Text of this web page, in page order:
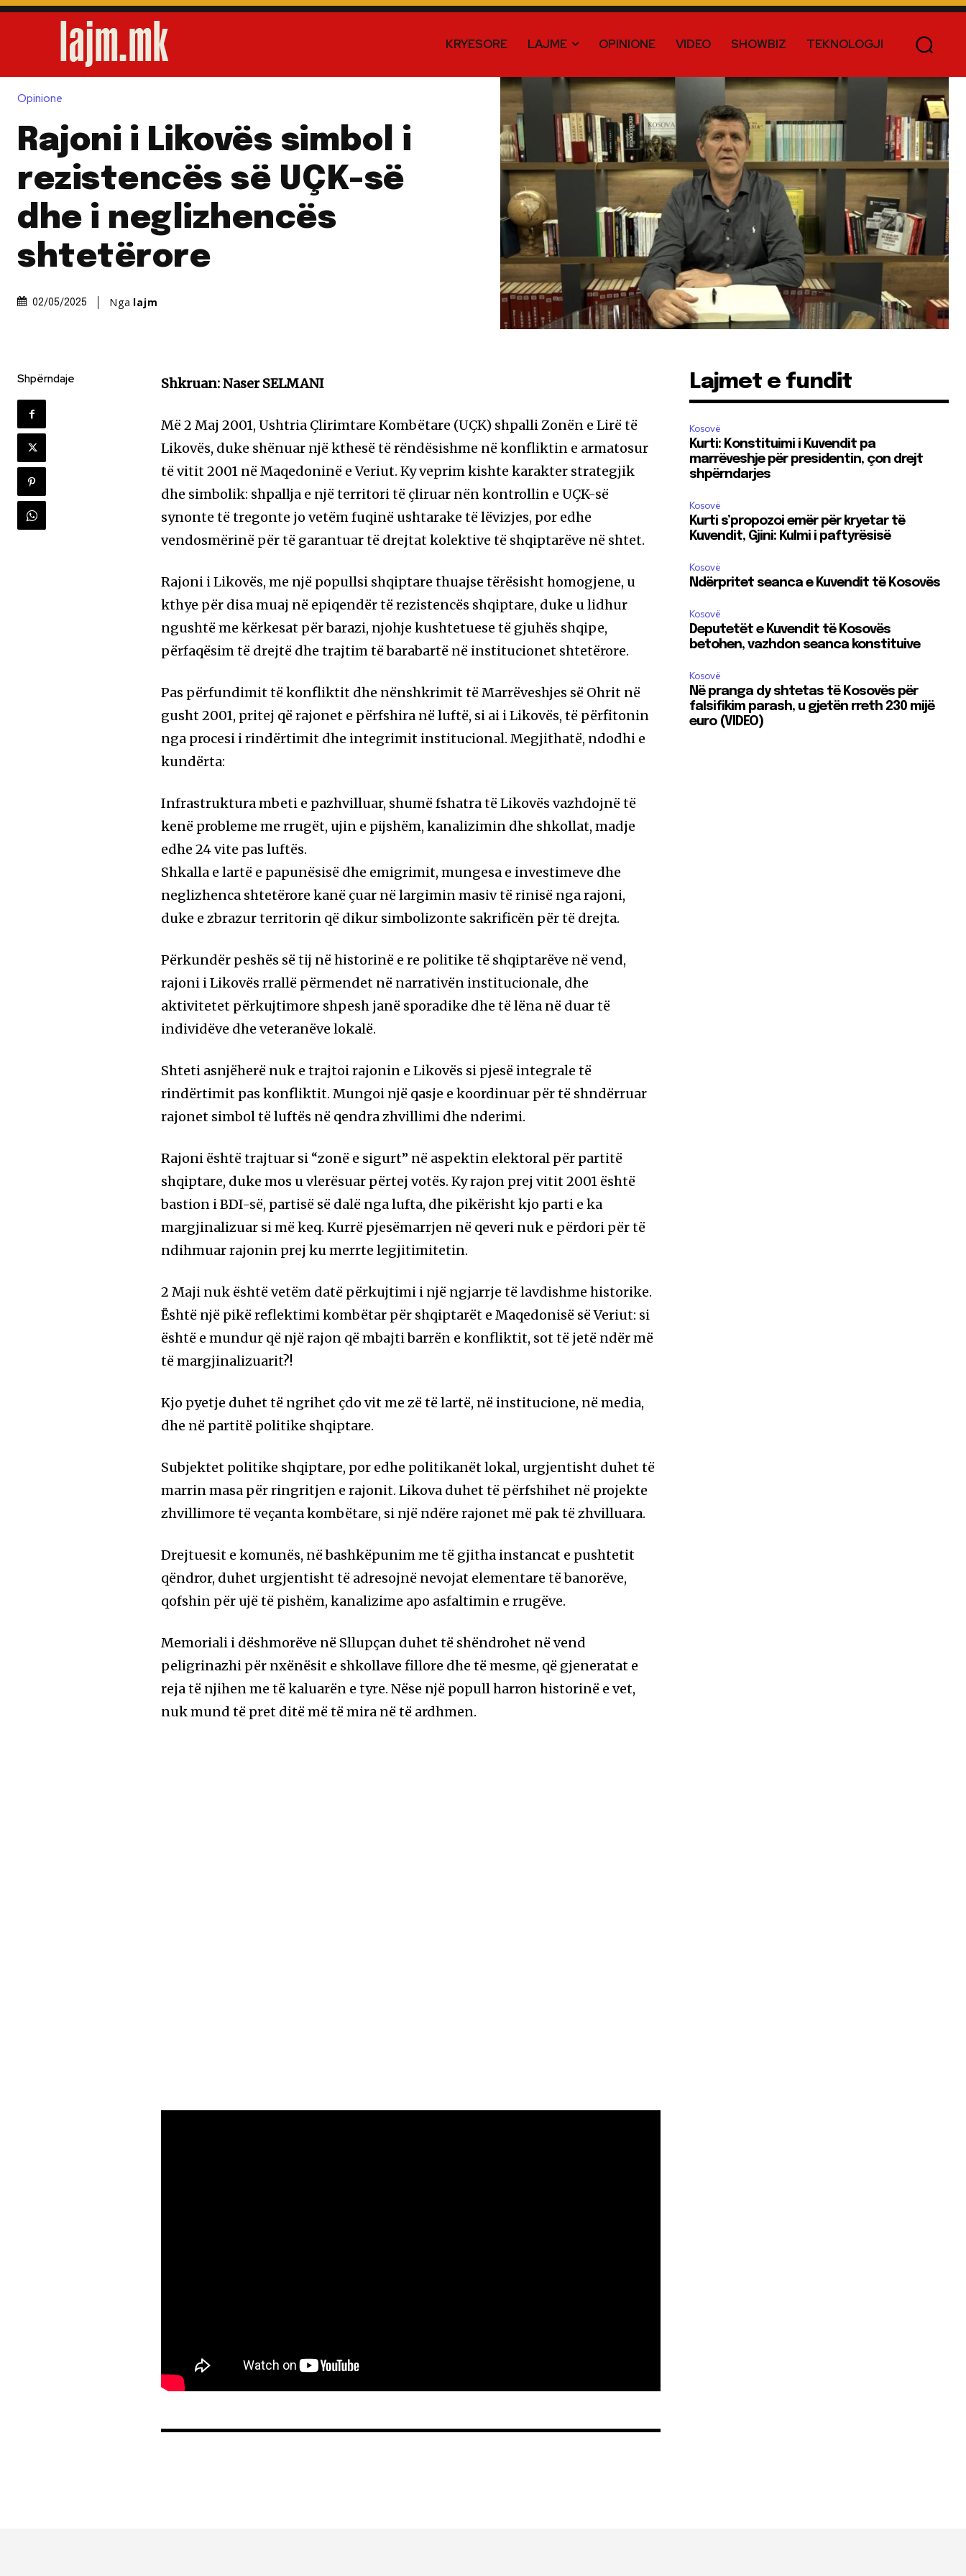
KRYESORE LAJME OPINIONE VIDEO SHOWBIZ TEKNOLOGJI
Opinione
Rajoni i Likovës simbol i
rezistencës së UÇK-së
dhe i neglizhencës
shtetërore
02/05/2025 Nga lajm
Shpërndaje Shkruan: Naser SELMANI
Më 2 Maj 2001, Ushtria Çlirimtare Kombëtare (UÇK) shpalli Zonën e Lirë të
Likovës, duke shënuar një kthesë të rëndësishme në konfliktin e armatosur
të vitit 2001 në Maqedoninë e Veriut. Ky veprim kishte karakter strategjik
dhe simbolik: shpallja e një territori të çliruar nën kontrollin e UÇK-së
synonte të tregonte jo vetëm fuqinë ushtarake të lëvizjes, por edhe
vendosmërinë për të garantuar të drejtat kolektive të shqiptarëve në shtet.
Rajoni i Likovës, me një popullsi shqiptare thuajse tërësisht homogjene, u
kthye për disa muaj në epiqendër të rezistencës shqiptare, duke u lidhur
ngushtë me kërkesat për barazi, njohje kushtetuese të gjuhës shqipe,
përfaqësim të drejtë dhe trajtim të barabartë në institucionet shtetërore.
Pas përfundimit të konfliktit dhe nënshkrimit të Marrëveshjes së Ohrit në
gusht 2001, pritej që rajonet e përfshira në luftë, si ai i Likovës, të përfitonin
nga procesi i rindërtimit dhe integrimit institucional. Megjithatë, ndodhi e
kundërta:
Infrastruktura mbeti e pazhvilluar, shumë fshatra të Likovës vazhdojnë të
kenë probleme me rrugët, ujin e pijshëm, kanalizimin dhe shkollat, madje
edhe 24 vite pas luftës.
Shkalla e lartë e papunësisë dhe emigrimit, mungesa e investimeve dhe
neglizhenca shtetërore kanë çuar në largimin masiv të rinisë nga rajoni,
duke e zbrazur territorin që dikur simbolizonte sakrificën për të drejta.
Përkundër peshës së tij në historinë e re politike të shqiptarëve në vend,
rajoni i Likovës rrallë përmendet në narrativën institucionale, dhe
aktivitetet përkujtimore shpesh janë sporadike dhe të lëna në duar të
individëve dhe veteranëve lokalë.
Shteti asnjëherë nuk e trajtoi rajonin e Likovës si pjesë integrale të
rindërtimit pas konfliktit. Mungoi një qasje e koordinuar për të shndërruar
rajonet simbol të luftës në qendra zhvillimi dhe nderimi.
Rajoni është trajtuar si “zonë e sigurt” në aspektin elektoral për partitë
shqiptare, duke mos u vlerësuar përtej votës. Ky rajon prej vitit 2001 është
bastion i BDI-së, partisë së dalë nga lufta, dhe pikërisht kjo parti e ka
margjinalizuar si më keq. Kurrë pjesëmarrjen në qeveri nuk e përdori për të
ndihmuar rajonin prej ku merrte legjitimitetin.
2 Maji nuk është vetëm datë përkujtimi i një ngjarrje të lavdishme historike.
Është një pikë reflektimi kombëtar për shqiptarët e Maqedonisë së Veriut: si
është e mundur që një rajon që mbajti barrën e konfliktit, sot të jetë ndër më
të margjinalizuarit?!
Kjo pyetje duhet të ngrihet çdo vit me zë të lartë, në institucione, në media,
dhe në partitë politike shqiptare.
Subjektet politike shqiptare, por edhe politikanët lokal, urgjentisht duhet të
marrin masa për ringritjen e rajonit. Likova duhet të përfshihet në projekte
zhvillimore të veçanta kombëtare, si një ndëre rajonet më pak të zhvilluara.
Drejtuesit e komunës, në bashkëpunim me të gjitha instancat e pushtetit
qëndror, duhet urgjentisht të adresojnë nevojat elementare të banorëve,
qofshin për ujë të pishëm, kanalizime apo asfaltimin e rrugëve.
Memoriali i dëshmorëve në Sllupçan duhet të shëndrohet në vend
peligrinazhi për nxënësit e shkollave fillore dhe të mesme, që gjeneratat e
reja të njihen me të kaluarën e tyre. Nëse një popull harron historinë e vet,
nuk mund të pret ditë më të mira në të ardhmen.
Lajmet e fundit
Kosovë
Kurti: Konstituimi i Kuvendit pa
marrëveshje për presidentin, çon drejt
shpërndarjes
Kosovë
Kurti s’propozoi emër për kryetar të
Kuvendit, Gjini: Kulmi i paftyrësisë
Kosovë
Ndërpritet seanca e Kuvendit të Kosovës
Kosovë
Deputetët e Kuvendit të Kosovës
betohen, vazhdon seanca konstituive
Kosovë
Në pranga dy shtetas të Kosovës për
falsifikim parash, u gjetën rreth 230 mijë
euro (VIDEO)